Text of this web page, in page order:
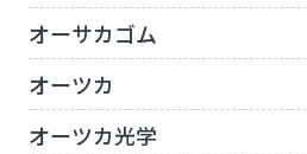
オーサカゴム
オーツカ
オーツカ光学